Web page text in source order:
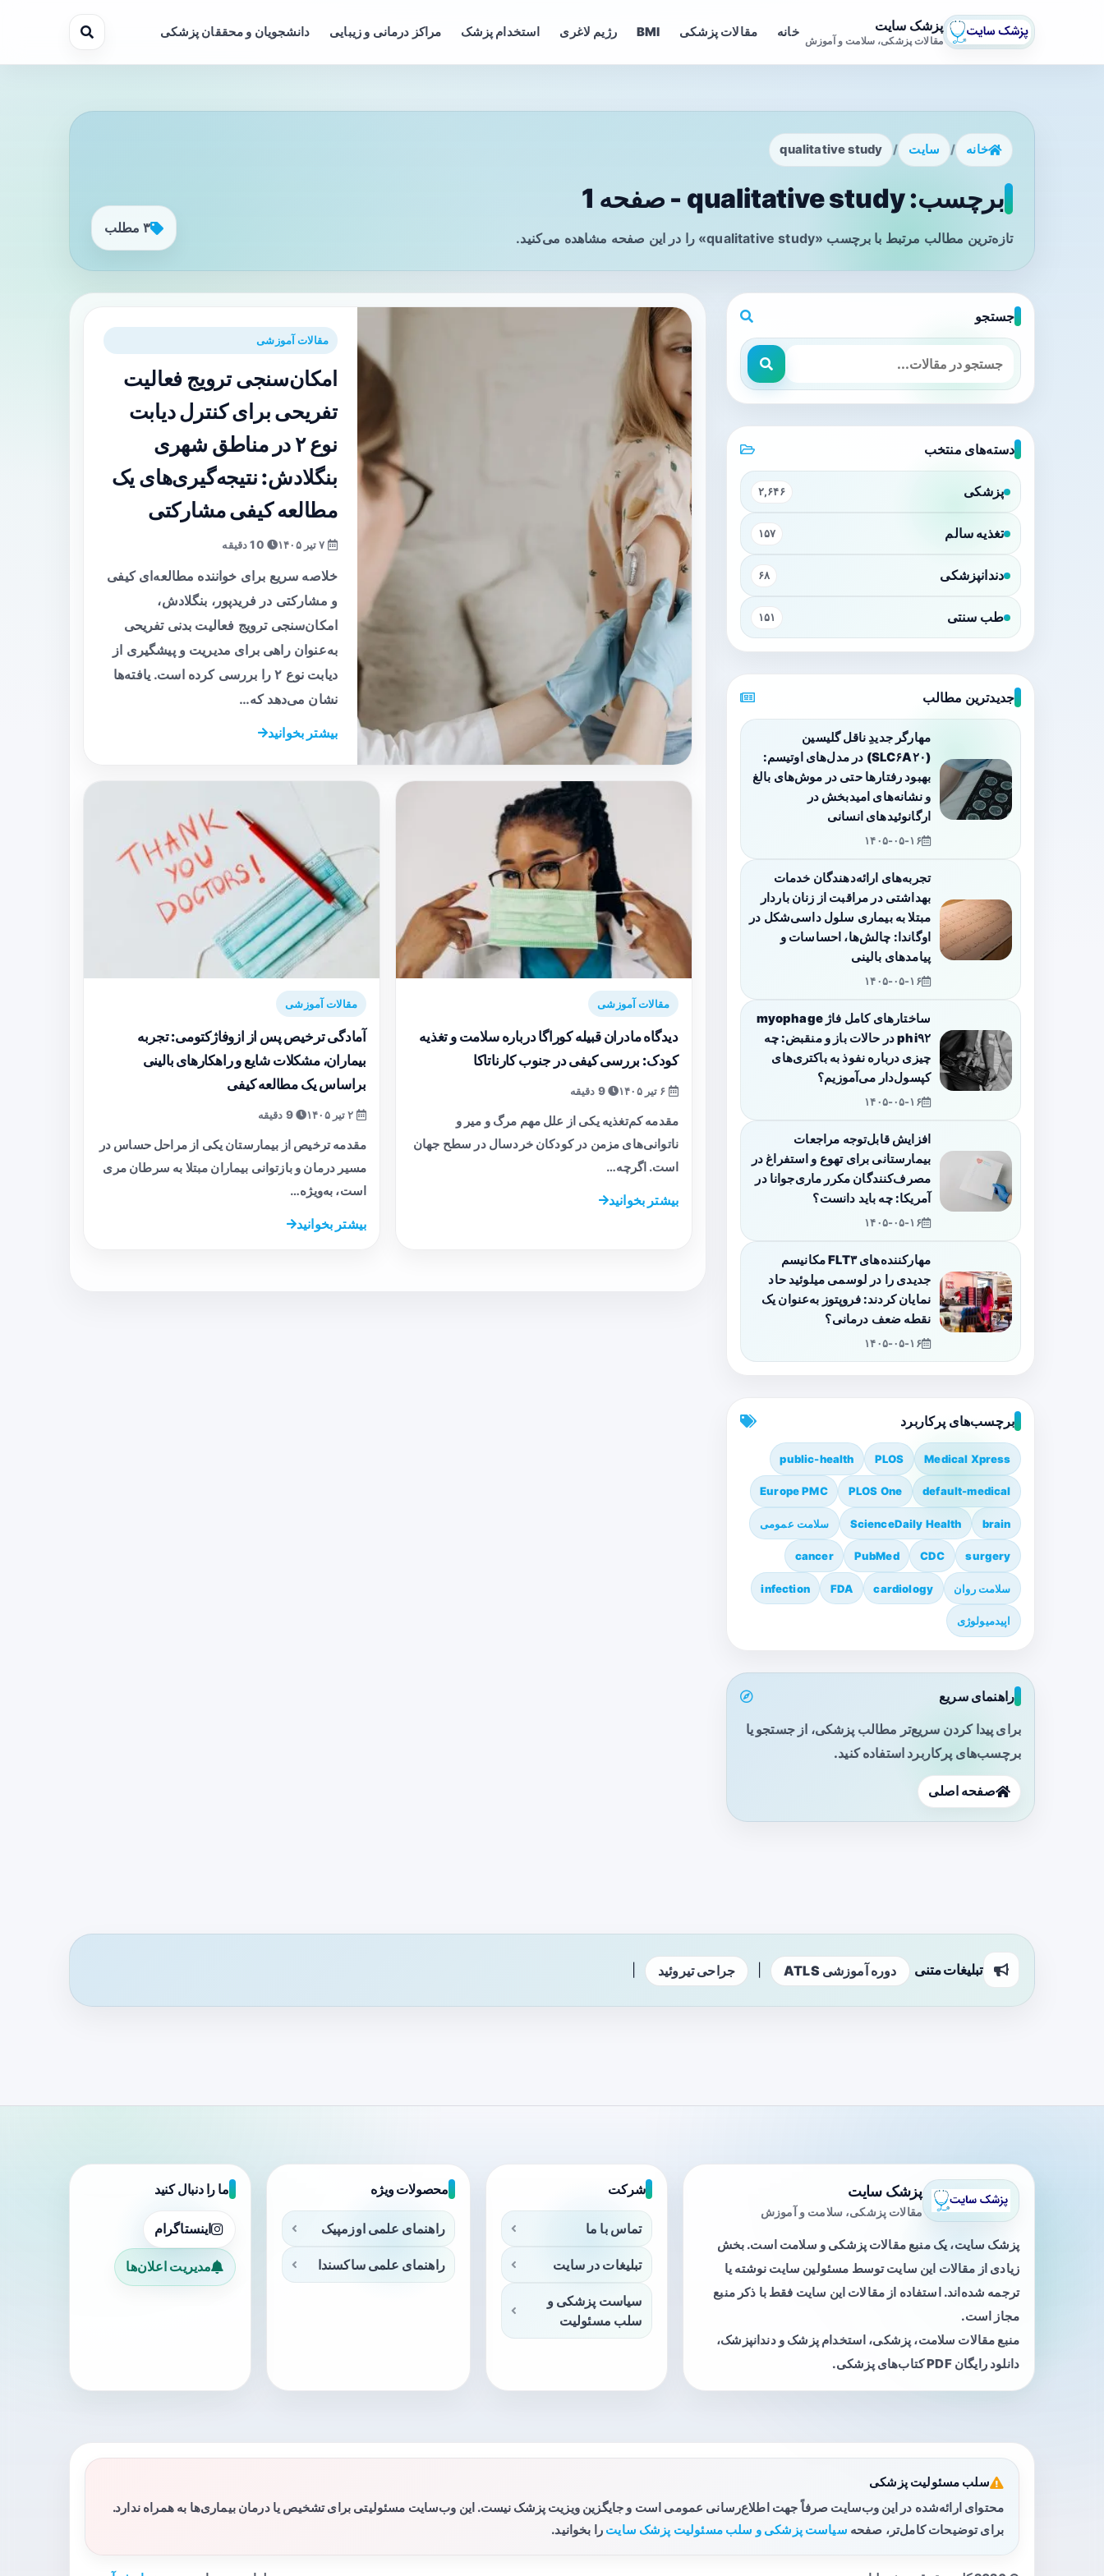
پزشک سایت
مقالات پزشکی، سلامت و آموزش
خانه مقالات پزشکی BMI رژیم لاغری استخدام پزشک مراکز درمانی و زیبایی دانشجویان و محققان پزشکی
خانه / سایت /
qualitative study
برچسب: qualitative study - صفحه 1
تازه‌ترین مطالب مرتبط با برچسب «qualitative study» را در این صفحه مشاهده می‌کنید.
۳ مطلب
مقالات آموزشی
امکان‌سنجی ترویج فعالیت
تفریحی برای کنترل دیابت
نوع ۲ در مناطق شهری
بنگلادش: نتیجه‌گیری‌های یک
مطالعه کیفی مشارکتی
خلاصه سریع برای خواننده مطالعه‌ای کیفی
و مشارکتی در فریدپور، بنگلادش،
امکان‌سنجی ترویج فعالیت بدنی تفریحی
به‌عنوان راهی برای مدیریت و پیشگیری از
دیابت نوع ۲ را بررسی کرده است. یافته‌ها
نشان می‌دهد که…
بیشتر بخوانید
مقالات آموزشی
دیدگاه مادران قبیله کوراگا درباره سلامت و تغذیه
کودک: بررسی کیفی در جنوب کارناتاکا
9 دقیقه
مقدمه کم‌تغذیه یکی از علل مهم مرگ و میر و
ناتوانی‌های مزمن در کودکان خردسال در سطح جهان
است. اگرچه…
بیشتر بخوانید
مقالات آموزشی
آمادگی ترخیص پس از ازوفاژکتومی: تجربه
بیماران، مشکلات شایع و راهکارهای بالینی
براساس یک مطالعه کیفی
9 دقیقه
مقدمه ترخیص از بیمارستان یکی از مراحل حساس در
مسیر درمان و بازتوانی بیماران مبتلا به سرطان مری
است، به‌ویژه…
بیشتر بخوانید
جستجو
دسته‌های منتخب
پزشکی ۲,۶۴۶
تغذیه سالم ۱۵۷
دندانپزشکی ۶۸
طب سنتی ۱۵۱
جدیدترین مطالب
مهارگر جدیدِ ناقل گلیسین
(SLC۶A۲۰) در مدل‌های اوتیسم:
بهبود رفتارها حتی در موش‌های بالغ
و نشانه‌های امیدبخش در
ارگانوئیدهای انسانی
۱۴۰۵-۰۵-۱۶
تجربه‌های ارائه‌دهندگان خدمات
بهداشتی در مراقبت از زنان باردار
مبتلا به بیماری سلول داسی‌شکل در
اوگاندا: چالش‌ها، احساسات و
پیامدهای بالینی
۱۴۰۵-۰۵-۱۶
ساختارهای کامل فاژ myophage
phi۹۲ در حالات باز و منقبض: چه
چیزی درباره نفوذ به باکتری‌های
کپسول‌دار می‌آموزیم؟
۱۴۰۵-۰۵-۱۶
افزایش قابل‌توجه مراجعات
بیمارستانی برای تهوع و استفراغ در
مصرف‌کنندگان مکرر ماری‌جوانا در
آمریکا: چه باید دانست؟
۱۴۰۵-۰۵-۱۶
مهارکننده‌های FLT۳ مکانیسم
جدیدی را در لوسمی میلوئید حاد
نمایان کردند: فروپتوز به‌عنوان یک
نقطه ضعف درمانی؟
۱۴۰۵-۰۵-۱۶
برچسب‌های پرکاربرد
Medical Xpress
PLOS
public-health
default-medical
PLOS One
Europe PMC
brain
ScienceDaily Health سلامت عمومی
surgery
CDC
PubMed
cancer
سلامت روان cardiology
FDA
infection
اپیدمیولوژی
راهنمای سریع
برای پیدا کردن سریع‌تر مطالب پزشکی، از جستجو یا
برچسب‌های پرکاربرد استفاده کنید.
صفحه اصلی
تبلیغات متنی دوره آموزشی ATLS جراحی تیروئید
پزشک سایت
مقالات پزشکی، سلامت و آموزش
پزشک سایت، یک منبع مقالات پزشکی و سلامت است. بخش
زیادی از مقالات این سایت توسط مسئولین سایت نوشته یا
ترجمه شده‌اند. استفاده از مقالات این سایت فقط با ذکر منبع
مجاز است.
منبع مقالات سلامت، پزشکی، استخدام پزشک و دندانپزشک،
دانلود رایگان PDF کتاب‌های پزشکی.
شرکت
تماس با ما
تبلیغات در سایت
سیاست پزشکی و
سلب مسئولیت
محصولات ویژه
راهنمای علمی اوزمپیک
راهنمای علمی ساکسندا
ما را دنبال کنید
اینستاگرام
مدیریت اعلان‌ها
سلب مسئولیت پزشکی
محتوای ارائه‌شده در این وب‌سایت صرفاً جهت اطلاع‌رسانی عمومی است و جایگزین ویزیت پزشک نیست. این وب‌سایت مسئولیتی برای تشخیص یا درمان بیماری‌ها به همراه ندارد.
برای توضیحات کامل‌تر، صفحه سیاست پزشکی و سلب مسئولیت پزشک سایت را بخوانید.